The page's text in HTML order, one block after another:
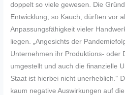
doppelt so viele gewesen. Die
Entwicklung, so Kauch, dürften vor
Anpassungsfähigkeit vieler
liegen. „Angesichts der
Unternehmen ihr Produktions- oder
umgestellt und auch die finanzielle
Staat ist hierbei nicht unerheblich.“
kaum negative Auswirkungen auf